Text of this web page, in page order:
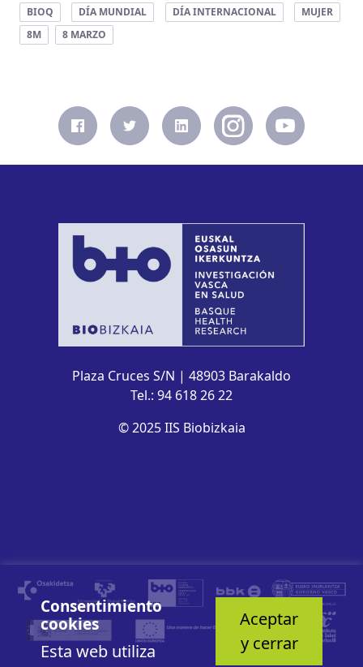
BIOQ DÍA MUNDIAL DÍA INTERNACIONAL
MUJER
8M
8 MARZO
Plaza Cruces S/N | 48903 Barakaldo
Tel.: 94 618 26 22
© 2025 IIS Biobizkaia
Consentimiento
cookies
Esta web utiliza
Aceptar
y cerrar